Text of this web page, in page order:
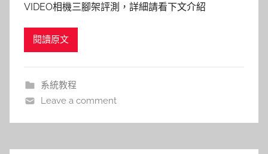
VIDEO相機三腳架評測，詳細請看下文介紹
閱讀原文
系統教程
Leave a comment